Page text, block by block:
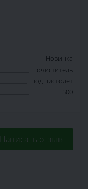
Новинка
очиститель
под пистолет
500
Написать отзыв